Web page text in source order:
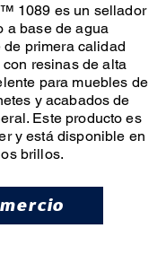
1089 es un sellador
a base de agua
de primera calidad
resinas de alta
para muebles de
y acabados de
Este producto es
y está disponible en
brillos.